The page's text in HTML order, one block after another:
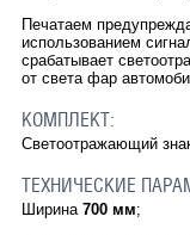
Печатаем
использованием
срабатывает
от света фар
КОМПЛЕКТ:
Светоотражающий
ТЕХНИЧЕСКИЕ
Ширина 700 мм;